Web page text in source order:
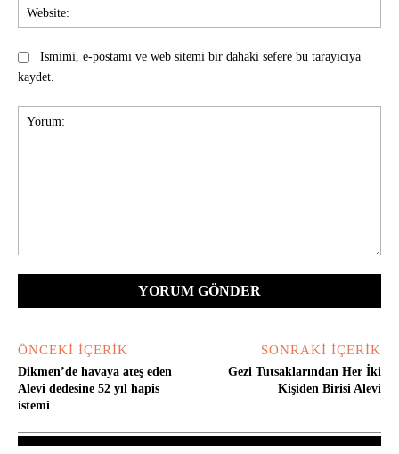
Ismimi, e-postamı ve web sitemi bir dahaki sefere bu tarayıcıya
kaydet.
ÖNCEKI İÇERIK
Dikmen’de havaya ateş eden
Alevi dedesine 52 yıl hapis
istemi
SONRAKI İÇERIK
Gezi Tutsaklarından Her İki
Kişiden Birisi Alevi